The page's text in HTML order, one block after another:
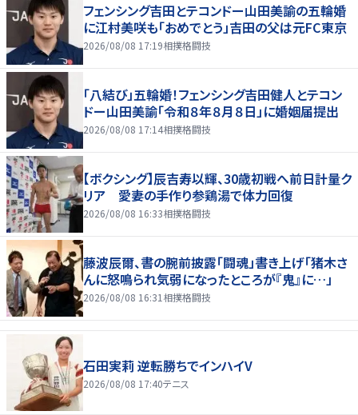
フェンシング吉田とテコンドー山田美諭の五輪婚
に江村美咲も「おめでとう」吉田の父は元FC東京
2026/08/08 17:19相撲格闘技
「八結び」五輪婚！フェンシング吉田健人とテコン
ドー山田美諭「令和８年８月８日」に婚姻届提出
2026/08/08 17:14相撲格闘技
【ボクシング】辰吉寿以輝、30歳初戦へ前日計量ク
リア 愛妻の手作り参鶏湯で体力回復
2026/08/08 16:33相撲格闘技
藤波辰爾、書の腕前披露「闘魂」書き上げ「猪木さ
んに怒鳴られ気弱になったところが『鬼』に…」
2026/08/08 16:31 相撲格闘技
石田実莉 逆転勝ちでインハイV
2026/08/08 17:40テニス